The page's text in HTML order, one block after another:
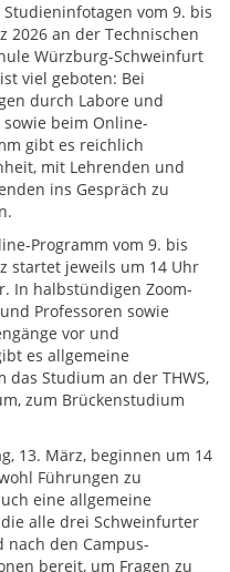
Studieninfotagen vom 9. bis
2026 an der Technischen
Würzburg-Schweinfurt
ist viel geboten: Bei
durch Labore und
sowie beim Online-
gibt es reichlich
mit Lehrenden und
ins Gespräch zu
Programm vom 9. bis
startet jeweils um 14 Uhr
In halbstündigen Zoom-
Professoren sowie
vor und
es allgemeine
Studium an der THWS,
zum Brückenstudium
13. März, beginnen um 14
Führungen zu
eine allgemeine
alle drei Schweinfurter
nach den Campus-
bereit, um Fragen zu